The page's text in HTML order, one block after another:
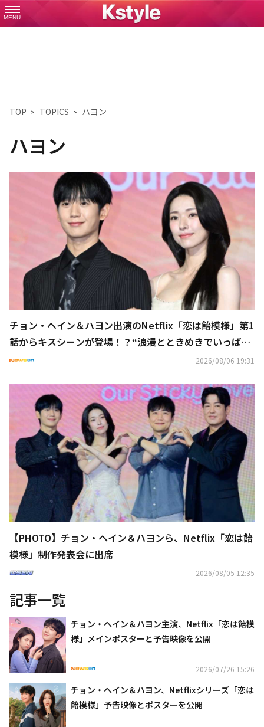
MENU
TOP TOPICS ハヨン
ハヨン
チョン・ヘイン＆ハヨン出演のNetflix「恋は飴模様」第1
話からキスシーンが登場！？“浪漫とときめきでいっぱい
の作品”
2026/08/06 19:31
【PHOTO】チョン・ヘイン＆ハヨンら、Netflix「恋は飴
模様」制作発表会に出席
2026/08/05 12:35
記事一覧
チョン・ヘイン＆ハヨン主演、Netflix「恋は飴模
様」メインポスターと予告映像を公開
2026/07/26 15:26
チョン・ヘイン＆ハヨン、Netflixシリーズ「恋は
飴模様」予告映像とポスターを公開